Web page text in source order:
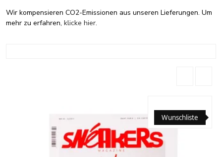
Wir kompensieren CO2-Emissionen aus unseren Lieferungen. Um
mehr zu erfahren, klicke hier.
Wunschliste